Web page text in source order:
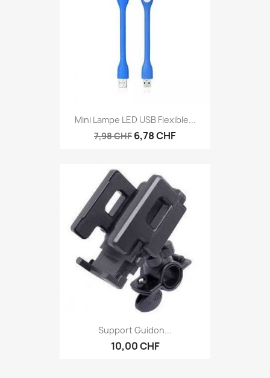
Mini Lampe LED USB Flexible...
7,98 CHF 6,78 CHF
Support Guidon...
10,00 CHF